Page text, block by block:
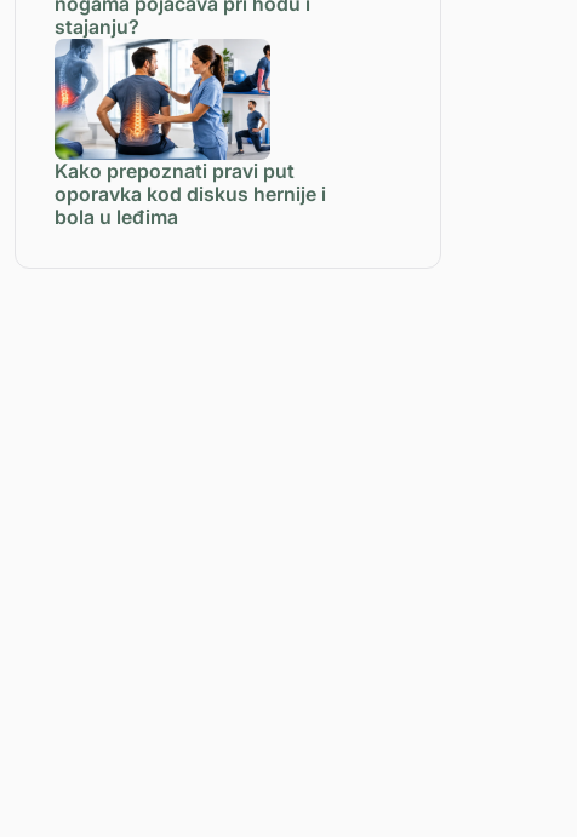
stajanju?
Kako prepoznati pravi put
oporavka kod diskus hernije i
bola u leđima